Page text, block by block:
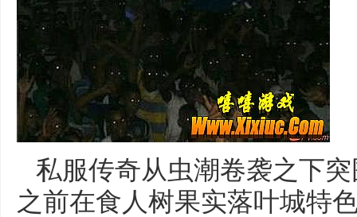
私服传奇从虫潮卷袭之下
之前在食人树果实落叶城特